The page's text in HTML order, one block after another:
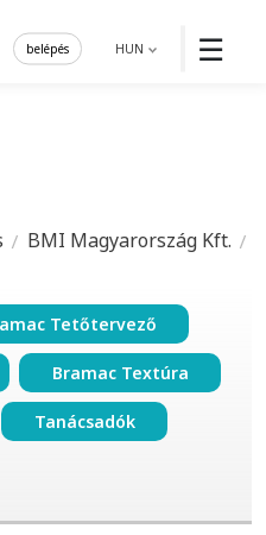
☰
HUN
belépés
BMI Magyarország Kft.
Tetőtervező
Bramac Textúra
Tanácsadók